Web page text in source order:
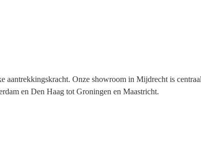
aantrekkingskracht. Onze showroom in Mijdrecht is
en Den Haag tot Groningen en Maastricht.